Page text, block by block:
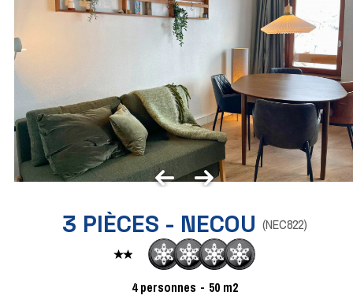
3 PIÈCES - NECOU (NEC822)
4 personnes 50 m2